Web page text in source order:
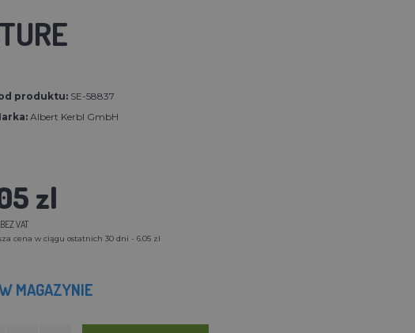
produktu: SE-58837
Albert Kerbl GmbH
zl
VAT
cena w ciągu ostatnich 30 dni - 6.05 zl
MAGAZYNIE